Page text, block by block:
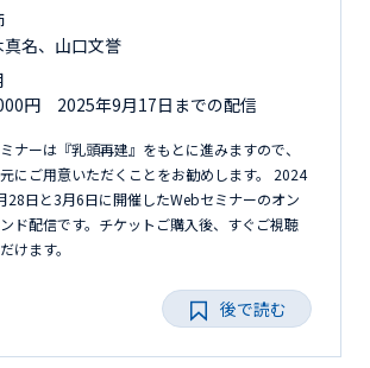
真名、山口文誉
円 2025年9月17日までの配信
ナーは『乳頭再建』をもとに進みますので、
にご用意いただくことをお勧めします。 2024
28日と3月6日に開催したWebセミナーのオン
ド配信です。チケットご購入後、すぐご視聴
けます。
後で読む